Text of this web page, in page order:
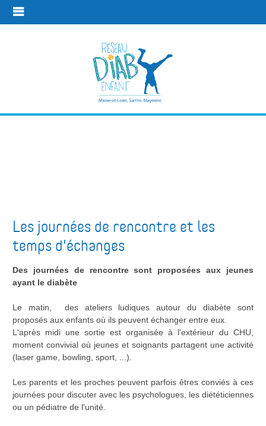
Les journées de rencontre et les
temps d'échanges
Des journées de rencontre sont proposées aux jeunes
ayant le diabète
Le matin, des ateliers ludiques autour du diabète sont
proposés aux enfants où ils peuvent échanger entre eux.
L'après midi une sortie est organisée à l'extérieur du CHU,
moment convivial où jeunes et soignants partagent une activité
(laser game, bowling, sport, ...).
Les parents et les proches peuvent parfois êtres conviés à ces
journées pour discuter avec les psychologues, les diététiciennes
ou un pédiatre de l'unité.